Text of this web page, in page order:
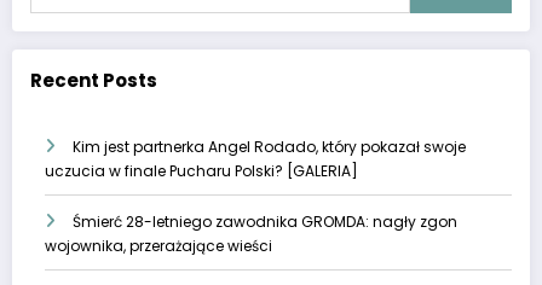
Recent Posts
Kim jest partnerka Angel Rodado, który pokazał swoje
uczucia w finale Pucharu Polski? [GALERIA]
Śmierć 28-letniego zawodnika GROMDA: nagły zgon
wojownika, przerażające wieści